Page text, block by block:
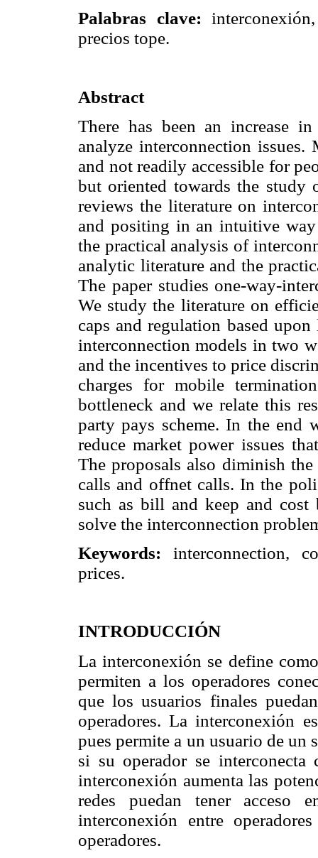
Palabras clave:
precios tope.
Abstract
There has been an increase
analyze interconnection
and not readily accessible for
but oriented towards the study
reviews the literature on
and positing in an intuitive
the practical analysis of
analytic literature and the
The paper studies one-way-
We study the literature on
caps and regulation based
interconnection models in two
and the incentives to price
charges for mobile
bottleneck and we relate this
party pays scheme. In the end
reduce market power issues
The proposals also diminish
calls and offnet calls. In the
such as bill and keep and cost
solve the interconnection
Keywords: interconnection,
prices.
INTRODUCCIÓN
La interconexión se define
permiten a los operadores
que los usuarios finales
operadores. La interconexión
pues permite a un usuario de un
si su operador se
interconexión aumenta las
redes puedan tener acceso
interconexión entre
operadores.